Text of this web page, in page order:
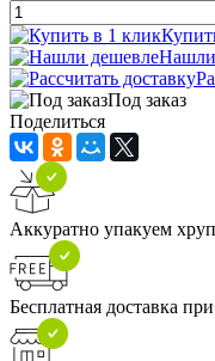
Под заказ
Поделиться
Аккуратно упакуем
Бесплатная доставка